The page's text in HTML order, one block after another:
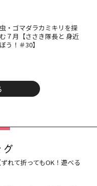
・ゴマダラカミキリを探
７月【ささき隊長と 身近
う！＃30】
れて折ってもOK！遊べる